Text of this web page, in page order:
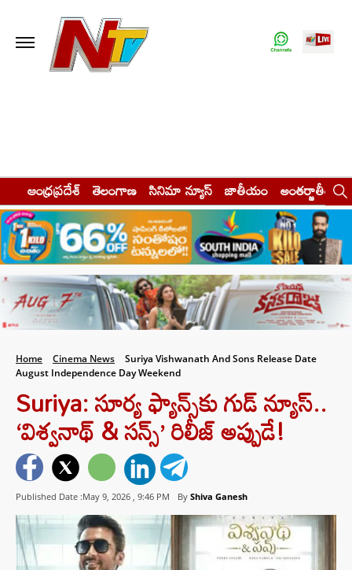
ఆంధ్రప్రదేశ్ తెలంగాణ సినిమా న్యూస్ జాతీయం అంతర్జాతీయం
Home Cinema News
Suriya Vishwanath And Sons Release Date
August Independence Day Weekend
Suriya: సూర్య ఫ్యాన్స్‌కు గుడ్ న్యూస్..
‘విశ్వనాథ్ & సన్స్’ రిలీజ్ అప్పుడే!
Published Date :May 9, 2026 , 9:46 PM By Shiva Ganesh